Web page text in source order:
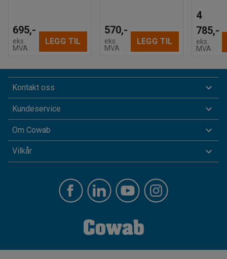
695,-
eks.
MVA
LEGG TIL
570,-
eks.
MVA
LEGG TIL
4
785,-
eks.
MVA
Kontakt oss
Kundeservice
Om Cowab
Vilkår